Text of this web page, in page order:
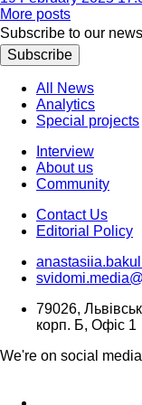
More posts
Subscribe to our news
Subscribe
All News
Analytics
Special projects
Interview
About us
Community
Contact Us
Editorial Policy
79026,
корп. Б, Офіс 1
We're on social media